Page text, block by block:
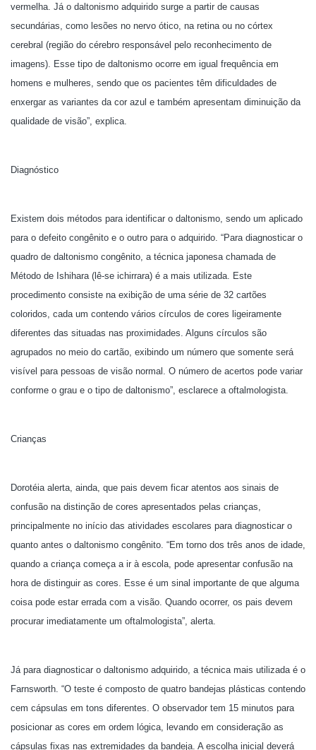
vermelha. Já o daltonismo adquirido surge a partir de causas
secundárias, como lesões no nervo ótico, na retina ou no córtex
cerebral (região do cérebro responsável pelo reconhecimento de
imagens). Esse tipo de daltonismo ocorre em igual frequência em
homens e mulheres, sendo que os pacientes têm dificuldades de
enxergar as variantes da cor azul e também apresentam diminuição da
qualidade de visão”, explica.
Diagnóstico
Existem dois métodos para identificar o daltonismo, sendo um aplicado
para o defeito congênito e o outro para o adquirido. “Para diagnosticar o
quadro de daltonismo congênito, a técnica japonesa chamada de
Método de Ishihara (lê-se ichirrara) é a mais utilizada. Este
procedimento consiste na exibição de uma série de 32 cartões
coloridos, cada um contendo vários círculos de cores ligeiramente
diferentes das situadas nas proximidades. Alguns círculos são
agrupados no meio do cartão, exibindo um número que somente será
visível para pessoas de visão normal. O número de acertos pode variar
conforme o grau e o tipo de daltonismo”, esclarece a oftalmologista.
Crianças
Dorotéia alerta, ainda, que pais devem ficar atentos aos sinais de
confusão na distinção de cores apresentados pelas crianças,
principalmente no início das atividades escolares para diagnosticar o
quanto antes o daltonismo congênito. “Em torno dos três anos de idade,
quando a criança começa a ir à escola, pode apresentar confusão na
hora de distinguir as cores. Esse é um sinal importante de que alguma
coisa pode estar errada com a visão. Quando ocorrer, os pais devem
procurar imediatamente um oftalmologista”, alerta.
Já para diagnosticar o daltonismo adquirido, a técnica mais utilizada é o
Farnsworth. “O teste é composto de quatro bandejas plásticas contendo
cem cápsulas em tons diferentes. O observador tem 15 minutos para
posicionar as cores em ordem lógica, levando em consideração as
cápsulas fixas nas extremidades da bandeja. A escolha inicial deverá